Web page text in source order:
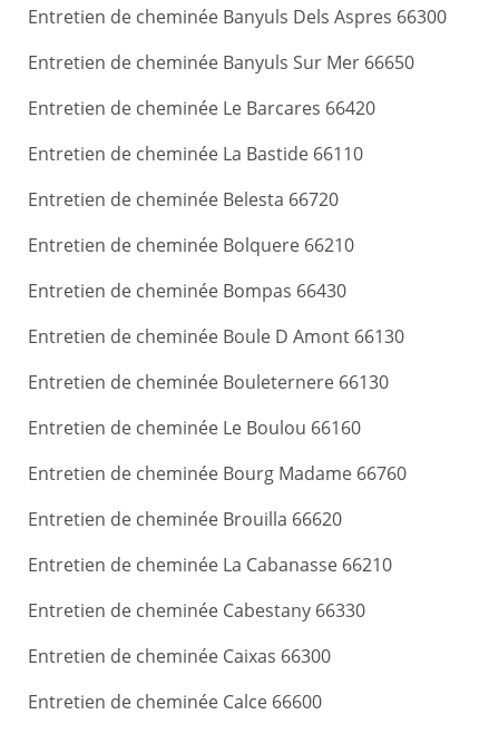
Entretien de cheminée Banyuls Dels Aspres 66300
Entretien de cheminée Banyuls Sur Mer 66650
Entretien de cheminée Le Barcares 66420
Entretien de cheminée La Bastide 66110
Entretien de cheminée Belesta 66720
Entretien de cheminée Bolquere 66210
Entretien de cheminée Bompas 66430
Entretien de cheminée Boule D Amont 66130
Entretien de cheminée Bouleternere 66130
Entretien de cheminée Le Boulou 66160
Entretien de cheminée Bourg Madame 66760
Entretien de cheminée Brouilla 66620
Entretien de cheminée La Cabanasse 66210
Entretien de cheminée Cabestany 66330
Entretien de cheminée Caixas 66300
Entretien de cheminée Calce 66600